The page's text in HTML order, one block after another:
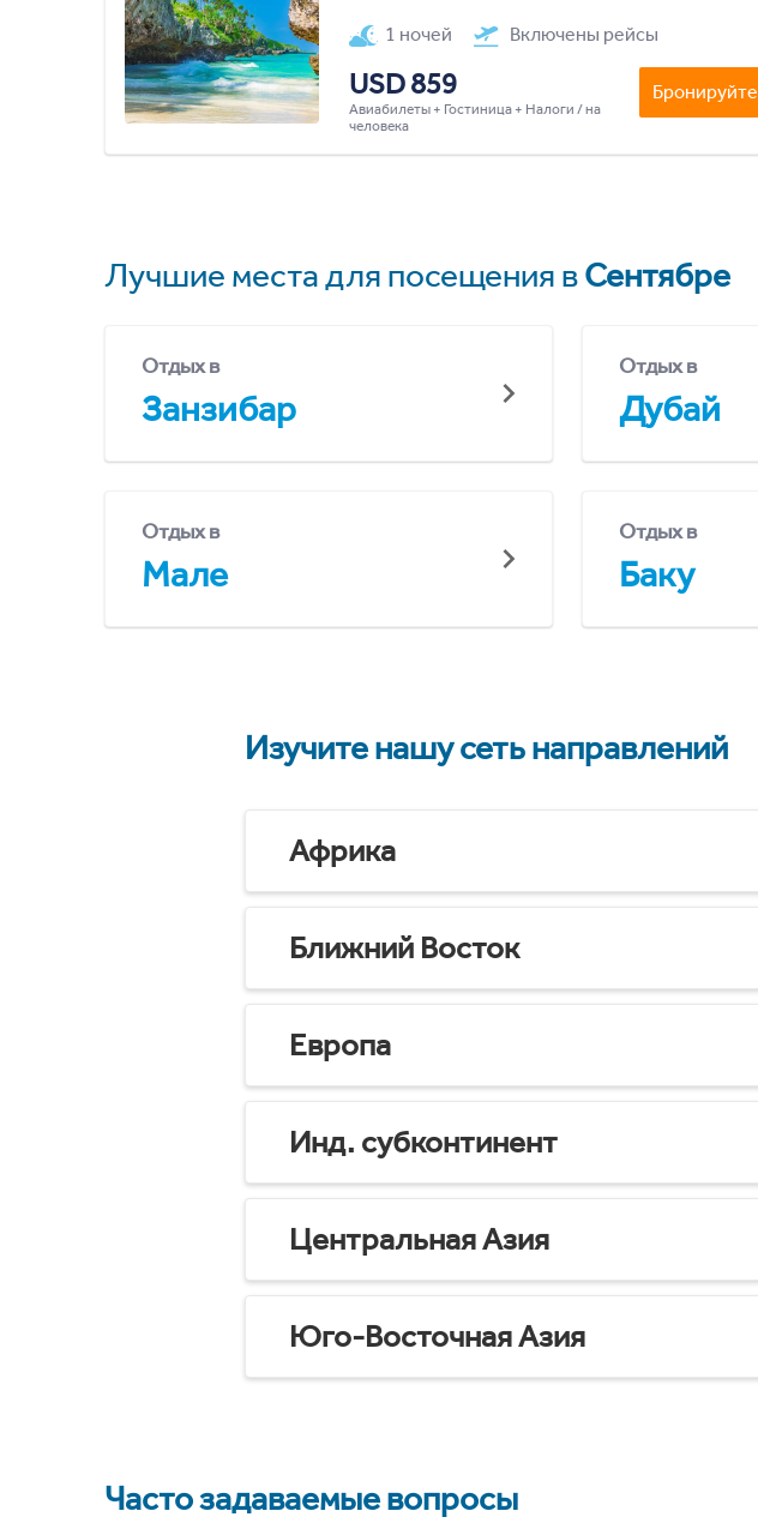
1 ночей Включены рейсы
USD 859
Авиабилеты + Гостиница + Налоги / на
человека
Бронируйте
Лучшие места для посещения вСентябре
Отдых в
Занзибар
Отдых в
Дубай
Отдых в
Мале
Отдых в
Баку
Изучите нашу сеть направлений
Африка
Ближний Восток
Европа
Инд. субконтинент
Центральная Азия
Юго-Восточная Азия
Часто задаваемые вопросы